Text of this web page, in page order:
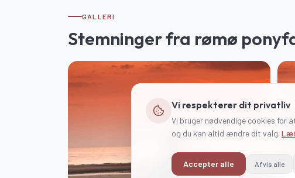
GALLERI
Stemninger fra rømø
Vi respekterer dit privatliv
Vi bruger nødvendige cookies for
og du kan altid ændre dit valg.
Accepter alle Afvis alle